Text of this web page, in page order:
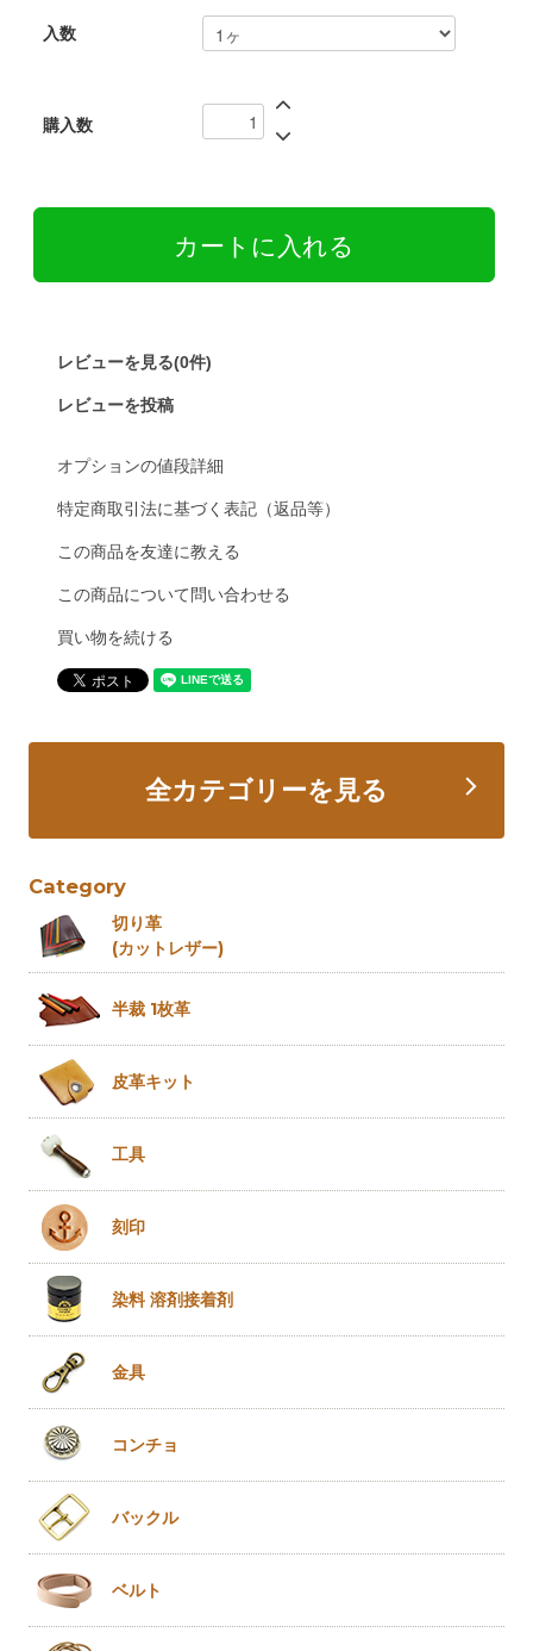
入数
購入数
レビューを見る(0件)
レビューを投稿
オプションの値段詳細
特定商取引法に基づく表記（返品等）
この商品を友達に教える
この商品について問い合わせる
買い物を続ける
全カテゴリーを見る
Category
切り革
(カットレザー)
半裁 1枚革
皮革キット
工具
刻印
染料 溶剤接着剤
金具
コンチョ
バックル
ベルト